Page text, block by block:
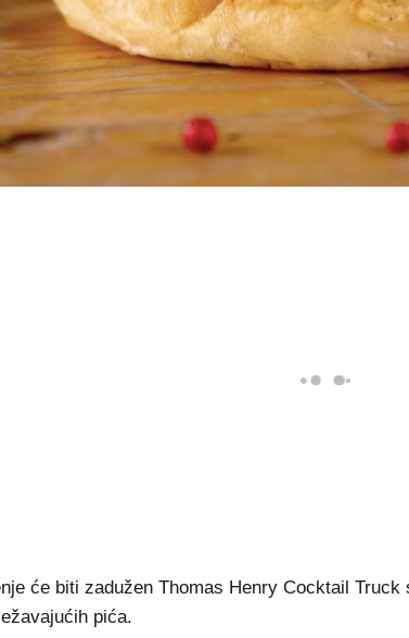
će biti zadužen Thomas Henry Cocktail
pića.